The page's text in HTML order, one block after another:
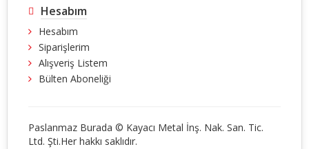
Hesabım
Hesabım
Siparişlerim
Alışveriş Listem
Bülten Aboneliği
Paslanmaz Burada © Kayacı Metal İnş. Nak. San. Tic.
Ltd. Şti.Her hakkı saklıdır.